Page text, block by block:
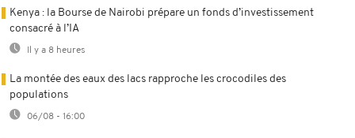
Kenya : la Bourse de Nairobi prépare un fonds d’investissement
consacré à l’IA
Il y a 8 heures
La montée des eaux des lacs rapproche les crocodiles des
populations
06/08 - 16:00